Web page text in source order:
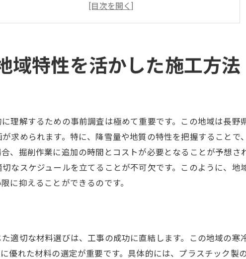
地形に合わせた効率的な配管ルートの設計
地域特有の技術と経験の活用
配管工事の長寿命化を実現する手法
配管工事におけるコストと品質を両立するための選択肢
自社工場での事前加工によるコスト削減
長期的視点でのメンテナンスコストの考え方
品質保証体制の確立
成功事例から学ぶコスト削減の秘訣
域特性を活かした施工方法
理解するための事前調査は極めて重要です。この地域は長野
求められます。特に、降雪量や地質の特性を把握することで
、掘削作業に追加の時間とコストが必要となることが予想さ
なスケジュールを立てることが不可欠です。このように、地
に抑えることができるのです。
適切な材料選びは、工事の成功に直結します。この地域の寒
優れた材料の選定が重要です。具体的には、プラスチック製